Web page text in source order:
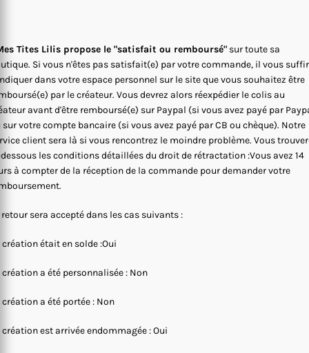
Tites Lilis propose le "satisfait ou remboursé" sur toute sa
Si vous n'êtes pas satisfait(e) par votre commande, il vous
dans votre espace personnel sur le site que vous souhaitez être
par le créateur. Vous devrez alors réexpédier le colis au
avant d'être remboursé(e) sur Paypal (si vous avez payé par
sur votre compte bancaire (si vous avez payé par CB ou chèque). Notre
client sera là si vous rencontrez le moindre problème. Vous
les conditions détaillées du droit de rétractation :Vous avez 14
à compter de la réception de la commande pour demander votre
retour sera accepté dans les cas suivants :
création était en solde :Oui
création a été personnalisée : Non
création a été portée : Non
création est arrivée endommagée : Oui